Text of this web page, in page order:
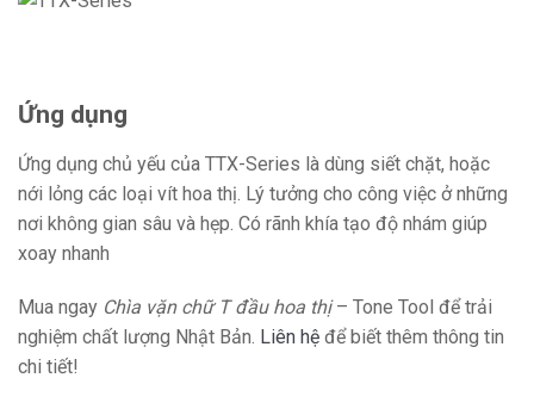
Ứng dụng
Ứng dụng chủ yếu của TTX-Series là dùng siết chặt, hoặc
nới lỏng các loại vít hoa thị. Lý tưởng cho công việc ở những
nơi không gian sâu và hẹp. Có rãnh khía tạo độ nhám giúp
xoay nhanh
Mua ngay Chìa vặn chữ T đầu hoa thị– Tone Tool để trải
nghiệm chất lượng Nhật Bản. Liên hệ để biết thêm thông tin
chi tiết!